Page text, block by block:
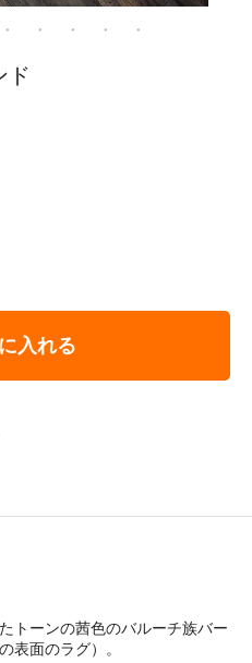
ド
入れる
トーンの茜色のバルーチ族バー
表面のラグ）。